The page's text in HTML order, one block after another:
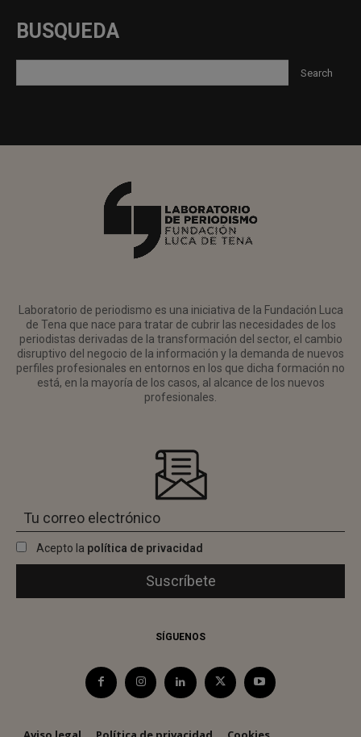
BUSQUEDA
Laboratorio de periodismo es una iniciativa de la Fundación Luca
de Tena que nace para tratar de cubrir las necesidades de los
periodistas derivadas de la transformación del sector, el cambio
disruptivo del negocio de la información y la demanda de nuevos
perfiles profesionales en entornos en los que dicha formación no
está, en la mayoría de los casos, al alcance de los nuevos
profesionales.
Acepto la política de privacidad
SÍGUENOS